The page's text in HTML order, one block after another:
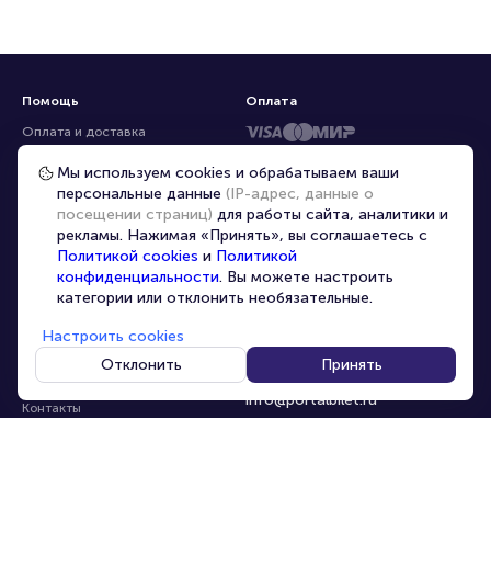
Помощь
Оплата и доставка
Частые вопросы
Перепродажа билетов
Организаторам
Корпоративным клиентам
VIP-билеты
Персональные данные
О компании
Контакты
8-800-500-42-62
8-499-226-15-14
info@portalbilet.ru
С 10:00 до 21:00,
Оплата
Мы используем cookies и обрабатываем ваши
персональные данные (IP-адрес, данные о
посещении страниц) для работы сайта, аналитики и
рекламы. Нажимая «Принять», вы соглашаетесь с
Политикой cookies и Политикой
конфиденциальности. Вы можете настроить
категории или отклонить необязательные.
Настроить cookies
Отклонить
Принять